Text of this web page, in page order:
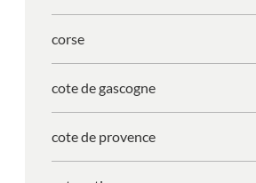
corse
cote de gascogne
cote de provence